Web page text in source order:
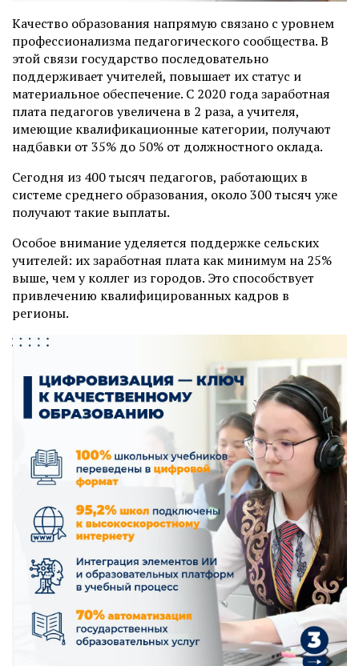
Качество образования напрямую связано с уровнем
профессионализма педагогического сообщества. В
этой связи государство последовательно
поддерживает учителей, повышает их статус и
материальное обеспечение. С 2020 года заработная
плата педагогов увеличена в 2 раза, а учителя,
имеющие квалификационные категории, получают
надбавки от 35% до 50% от должностного оклада.
Сегодня из 400 тысяч педагогов, работающих в
системе среднего образования, около 300 тысяч уже
получают такие выплаты.
Особое внимание уделяется поддержке сельских
учителей: их заработная плата как минимум на 25%
выше, чем у коллег из городов. Это способствует
привлечению квалифицированных кадров в
регионы.